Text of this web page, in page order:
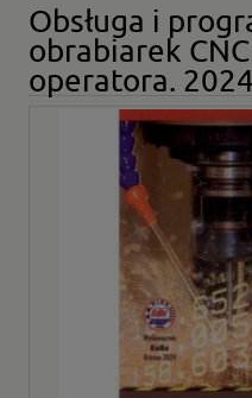
Obsługa i
obrabiarek
operatora. 2024